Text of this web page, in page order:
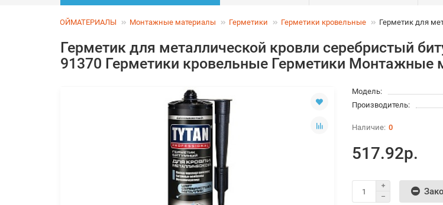
СТРОЙМАТЕРИАЛЫ Монтажные материалы Герметики Герметики кровельные Герметик для
Герметик для металлической кровли серебристый
91370 Герметики кровельные Герметики
Модель:
Производитель:
0
517.92р.